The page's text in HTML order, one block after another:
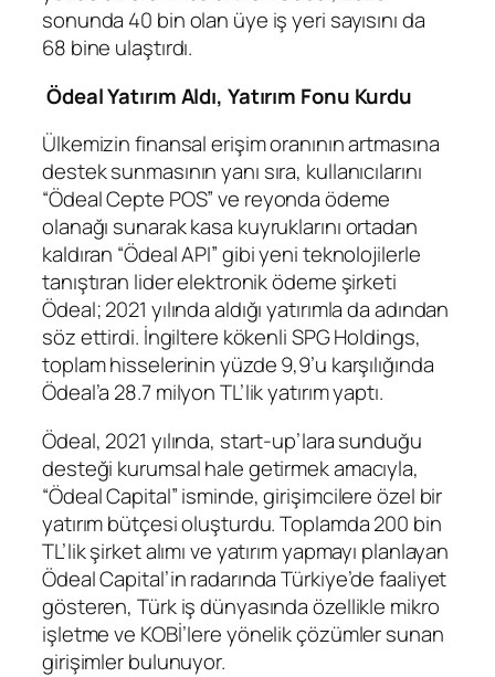
sonunda 40 bin olan üye iş yeri sayısını da
68 bine ulaştırdı.
Ödeal Yatırım Aldı, Yatırım Fonu Kurdu
Ülkemizin finansal erişim oranının artmasına
destek sunmasının yanı sıra, kullanıcılarını
“Ödeal Cepte POS” ve reyonda ödeme
olanağı sunarak kasa kuyruklarını ortadan
kaldıran “Ödeal API” gibi yeni teknolojilerle
tanıştıran lider elektronik ödeme şirketi
Ödeal; 2021 yılında aldığı yatırımla da adından
söz ettirdi. İngiltere kökenli SPG Holdings,
toplam hisselerinin yüzde 9,9’u karşılığında
Ödeal’a 28.7 milyon TL’lik yatırım yaptı.
Ödeal, 2021 yılında, start-up’lara sunduğu
desteği kurumsal hale getirmek amacıyla,
“Ödeal Capital” isminde, girişimcilere özel bir
yatırım bütçesi oluşturdu. Toplamda 200 bin
TL’lik şirket alımı ve yatırım yapmayı planlayan
Ödeal Capital’in radarında Türkiye’de faaliyet
gösteren, Türk iş dünyasında özellikle mikro
işletme ve KOBİ’lere yönelik çözümler sunan
girişimler bulunuyor.